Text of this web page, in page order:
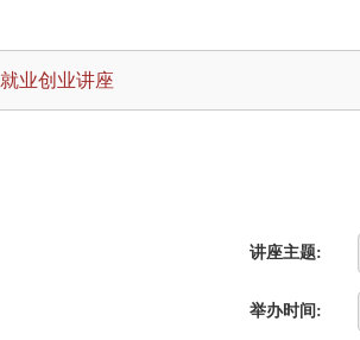
就业创业讲座
讲座主题:
举办时间: